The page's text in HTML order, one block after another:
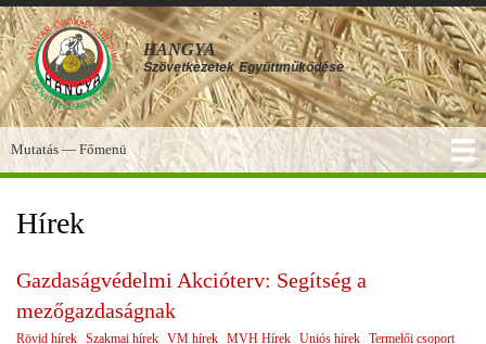
Ugrás
a
tartalomra
HANGYA
Szövetkezetek Együttműködése
Főmenü
Mutatás — Főmenü
Hírek
Gazdaságvédelmi Akcióterv: Segítség a
mezőgazdaságnak
Rövid hírek Szakmai hírek VM hírek MVH Hírek Uniós hírek Termelői csoport